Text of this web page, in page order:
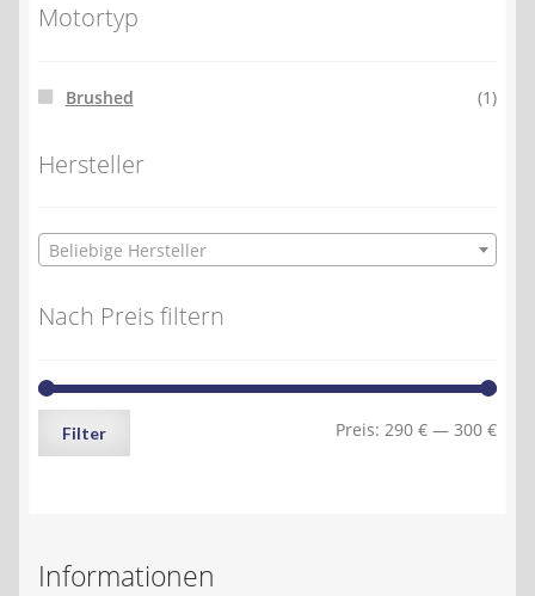
Motortyp
Brushed (1)
Hersteller
Beliebige Hersteller
Nach Preis filtern
Min.
Max.
Filter Preis: 290 € — 300 €
Informationen